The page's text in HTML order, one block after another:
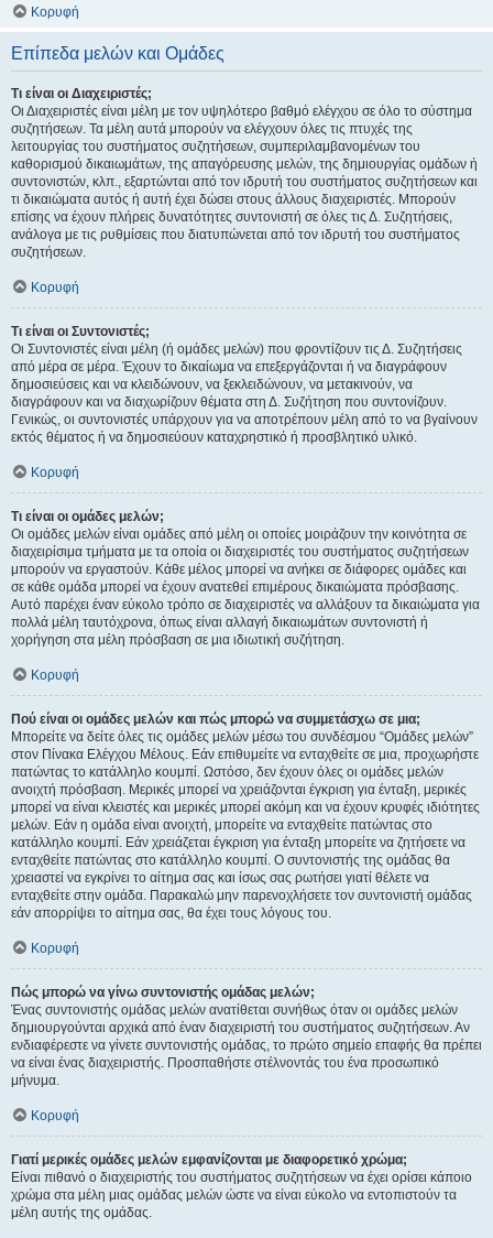
Κορυφή
Επίπεδα μελών και Ομάδες
Τι είναι οι Διαχειριστές;
Οι Διαχειριστές είναι μέλη με τον υψηλότερο βαθμό ελέγχου σε όλο το σύστημα
συζητήσεων. Τα μέλη αυτά μπορούν να ελέγχουν όλες τις πτυχές της
λειτουργίας του συστήματος συζητήσεων, συμπεριλαμβανομένων του
καθορισμού δικαιωμάτων, της απαγόρευσης μελών, της δημιουργίας ομάδων ή
συντονιστών, κλπ., εξαρτώνται από τον ιδρυτή του συστήματος συζητήσεων και
τι δικαιώματα αυτός ή αυτή έχει δώσει στους άλλους διαχειριστές. Μπορούν
επίσης να έχουν πλήρεις δυνατότητες συντονιστή σε όλες τις Δ. Συζητήσεις,
ανάλογα με τις ρυθμίσεις που διατυπώνεται από τον ιδρυτή του συστήματος
συζητήσεων.
Κορυφή
Τι είναι οι Συντονιστές;
Οι Συντονιστές είναι μέλη (ή ομάδες μελών) που φροντίζουν τις Δ. Συζητήσεις
από μέρα σε μέρα. Έχουν το δικαίωμα να επεξεργάζονται ή να διαγράφουν
δημοσιεύσεις και να κλειδώνουν, να ξεκλειδώνουν, να μετακινούν, να
διαγράφουν και να διαχωρίζουν θέματα στη Δ. Συζήτηση που συντονίζουν.
Γενικώς, οι συντονιστές υπάρχουν για να αποτρέπουν μέλη από το να βγαίνουν
εκτός θέματος ή να δημοσιεύουν καταχρηστικό ή προσβλητικό υλικό.
Κορυφή
Τι είναι οι ομάδες μελών;
Οι ομάδες μελών είναι ομάδες από μέλη οι οποίες μοιράζουν την κοινότητα σε
διαχειρίσιμα τμήματα με τα οποία οι διαχειριστές του συστήματος συζητήσεων
μπορούν να εργαστούν. Κάθε μέλος μπορεί να ανήκει σε διάφορες ομάδες και
σε κάθε ομάδα μπορεί να έχουν ανατεθεί επιμέρους δικαιώματα πρόσβασης.
Αυτό παρέχει έναν εύκολο τρόπο σε διαχειριστές να αλλάξουν τα δικαιώματα για
πολλά μέλη ταυτόχρονα, όπως είναι αλλαγή δικαιωμάτων συντονιστή ή
χορήγηση στα μέλη πρόσβαση σε μια ιδιωτική συζήτηση.
Κορυφή
Πού είναι οι ομάδες μελών και πώς μπορώ να συμμετάσχω σε μια;
Μπορείτε να δείτε όλες τις ομάδες μελών μέσω του συνδέσμου “Ομάδες μελών”
στον Πίνακα Ελέγχου Μέλους. Εάν επιθυμείτε να ενταχθείτε σε μια, προχωρήστε
πατώντας το κατάλληλο κουμπί. Ωστόσο, δεν έχουν όλες οι ομάδες μελών
ανοιχτή πρόσβαση. Μερικές μπορεί να χρειάζονται έγκριση για ένταξη, μερικές
μπορεί να είναι κλειστές και μερικές μπορεί ακόμη και να έχουν κρυφές ιδιότητες
μελών. Εάν η ομάδα είναι ανοιχτή, μπορείτε να ενταχθείτε πατώντας στο
κατάλληλο κουμπί. Εάν χρειάζεται έγκριση για ένταξη μπορείτε να ζητήσετε να
ενταχθείτε πατώντας στο κατάλληλο κουμπί. Ο συντονιστής της ομάδας θα
χρειαστεί να εγκρίνει το αίτημα σας και ίσως σας ρωτήσει γιατί θέλετε να
ενταχθείτε στην ομάδα. Παρακαλώ μην παρενοχλήσετε τον συντονιστή ομάδας
εάν απορρίψει το αίτημα σας, θα έχει τους λόγους του.
Κορυφή
Πώς μπορώ να γίνω συντονιστής ομάδας μελών;
Ένας συντονιστής ομάδας μελών ανατίθεται συνήθως όταν οι ομάδες μελών
δημιουργούνται αρχικά από έναν διαχειριστή του συστήματος συζητήσεων. Αν
ενδιαφέρεστε να γίνετε συντονιστής ομάδας, το πρώτο σημείο επαφής θα πρέπει
να είναι ένας διαχειριστής. Προσπαθήστε στέλνοντάς του ένα προσωπικό
μήνυμα.
Κορυφή
Γιατί μερικές ομάδες μελών εμφανίζονται με διαφορετικό χρώμα;
Είναι πιθανό ο διαχειριστής του συστήματος συζητήσεων να έχει ορίσει κάποιο
χρώμα στα μέλη μιας ομάδας μελών ώστε να είναι εύκολο να εντοπιστούν τα
μέλη αυτής της ομάδας.